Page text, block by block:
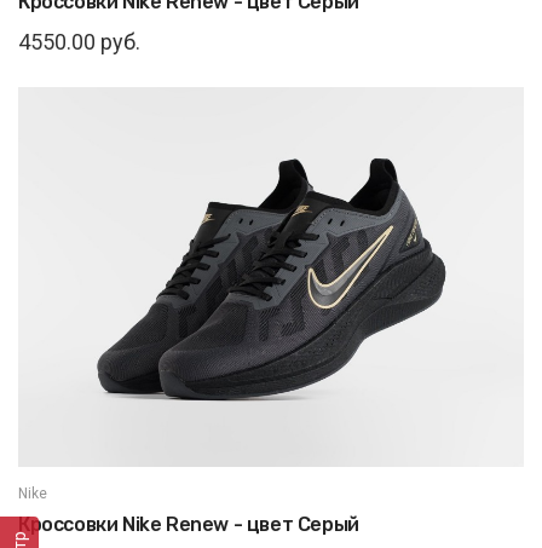
4550.00 руб.
Nike
Кроссовки Nike Renew - цвет Серый